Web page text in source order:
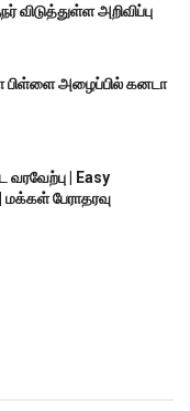
அறிவிப்பு
பிள்ளை அழைப்பில் கனடா
வரவேற்பு | Easy
பேராதரவு